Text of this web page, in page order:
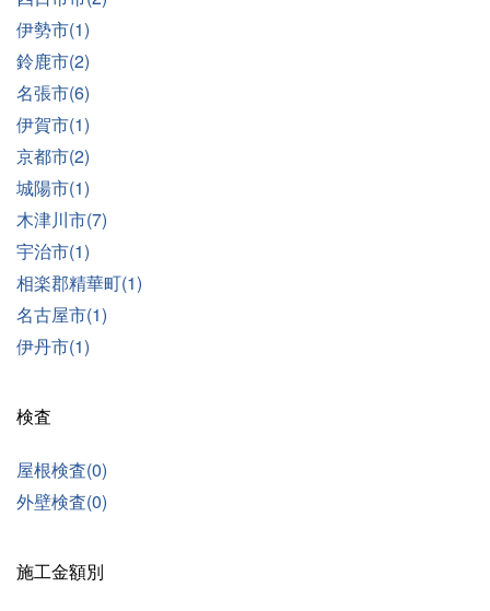
伊勢市(1)
鈴鹿市(2)
名張市(6)
伊賀市(1)
京都市(2)
城陽市(1)
木津川市(7)
宇治市(1)
相楽郡精華町(1)
名古屋市(1)
伊丹市(1)
検査
屋根検査(0)
外壁検査(0)
施工金額別